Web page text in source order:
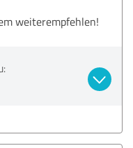
weiterempfehlen!